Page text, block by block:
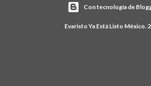
Con tecnología de
Evaristo Ya Está Listo México.